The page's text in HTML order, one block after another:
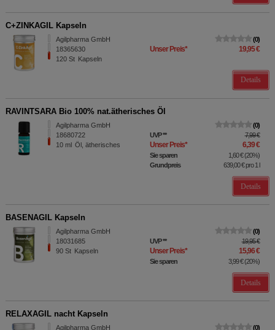
C+ZINKAGIL Kapseln
Agilpharma GmbH
18365630
120 St Kapseln
0
Unser Preis* 19,95 €
Details
RAVINTSARA Bio 100% nat.ätherisches Öl
Agilpharma GmbH
18680722
10 ml Öl, ätherisches
0
UVP** 7,99 €
Unser Preis* 6,39 €
Sie sparen 1,60 €(20%)
Grundpreis
639,00 €pro 1 l
Details
BASENAGIL Kapseln
Agilpharma GmbH
18031685
90 St Kapseln
0
UVP** 19,95 €
Unser Preis* 15,96 €
Sie sparen 3,99 €(20%)
Details
RELAXAGIL nacht Kapseln
Agilpharma GmbH
0